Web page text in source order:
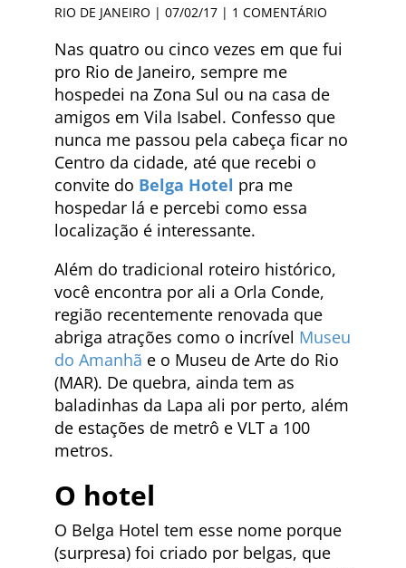
RIO DE JANEIRO | 07/02/17 | 1 COMENTÁRIO
Nas quatro ou cinco vezes em que fui
pro Rio de Janeiro, sempre me
hospedei na Zona Sul ou na casa de
amigos em Vila Isabel. Confesso que
nunca me passou pela cabeça ficar no
Centro da cidade, até que recebi o
convite do Belga Hotel pra me
hospedar lá e percebi como essa
localização é interessante.
Além do tradicional roteiro histórico,
você encontra por ali a Orla Conde,
região recentemente renovada que
abriga atrações como o incrível Museu
do Amanhã e o Museu de Arte do Rio
(MAR). De quebra, ainda tem as
baladinhas da Lapa ali por perto, além
de estações de metrô e VLT a 100
metros.
O hotel
O Belga Hotel tem esse nome porque
(surpresa) foi criado por belgas, que